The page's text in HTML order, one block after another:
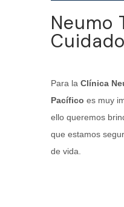
Neumo
Para la Clínica
Pacífico es muy
ello queremos
que estamos
de vida.